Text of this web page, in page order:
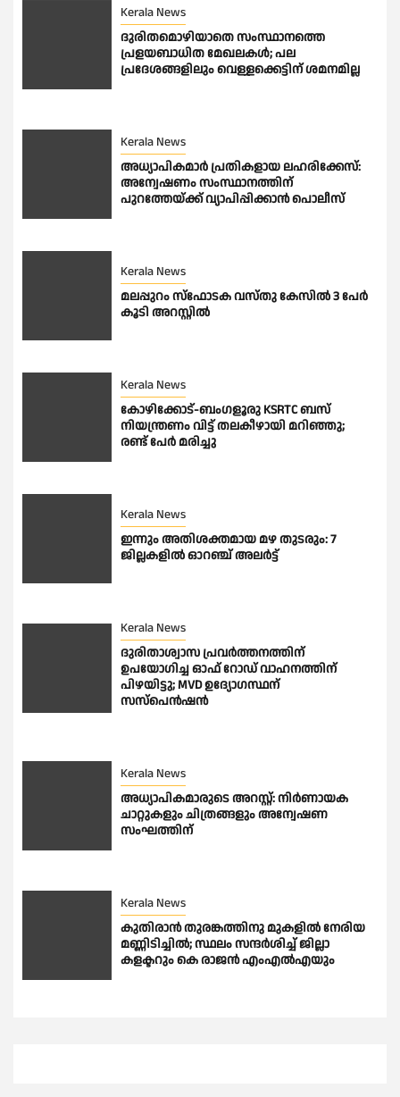
Kerala News
ദുരിതമൊഴിയാതെ സംസ്ഥാനത്തെ
പ്രളയബാധിത മേഖലകൾ; പല
പ്രദേശങ്ങളിലും വെള്ളക്കെട്ടിന് ശമനമില്ല
Kerala News
അധ്യാപികമാര്‍ പ്രതികളായ ലഹരിക്കേസ്:
അന്വേഷണം സംസ്ഥാനത്തിന്
പുറത്തേയ്ക്ക് വ്യാപിപ്പിക്കാന്‍ പൊലീസ്
Kerala News
മലപ്പുറം സ്ഫോടക വസ്തു കേസിൽ 3 പേർ
കൂടി അറസ്റ്റിൽ
Kerala News
കോഴിക്കോട്-ബംഗളൂരു KSRTC ബസ്
നിയന്ത്രണം വിട്ട് തലകീഴായി മറിഞ്ഞു;
രണ്ട് പേർ മരിച്ചു
Kerala News
ഇന്നും അതിശക്തമായ മഴ തുടരും: 7
ജില്ലകളിൽ ഓറഞ്ച് അലർട്ട്
Kerala News
ദുരിതാശ്വാസ പ്രവർത്തനത്തിന്
ഉപയോഗിച്ച ഓഫ് റോഡ് വാഹനത്തിന്
പിഴയിട്ടു; MVD ഉദ്യോഗസ്ഥന്
സസ്പെൻഷൻ
Kerala News
അധ്യാപികമാരുടെ അറസ്റ്റ്: നിർണായക
ചാറ്റുകളും ചിത്രങ്ങളും അന്വേഷണ
സംഘത്തിന്
Kerala News
കുതിരാന്‍ തുരങ്കത്തിനു മുകളില്‍ നേരിയ
മണ്ണിടിച്ചില്‍; സ്ഥലം സന്ദര്‍ശിച്ച് ജില്ലാ
കളക്ടറും കെ രാജന്‍ എംഎല്‍എയും